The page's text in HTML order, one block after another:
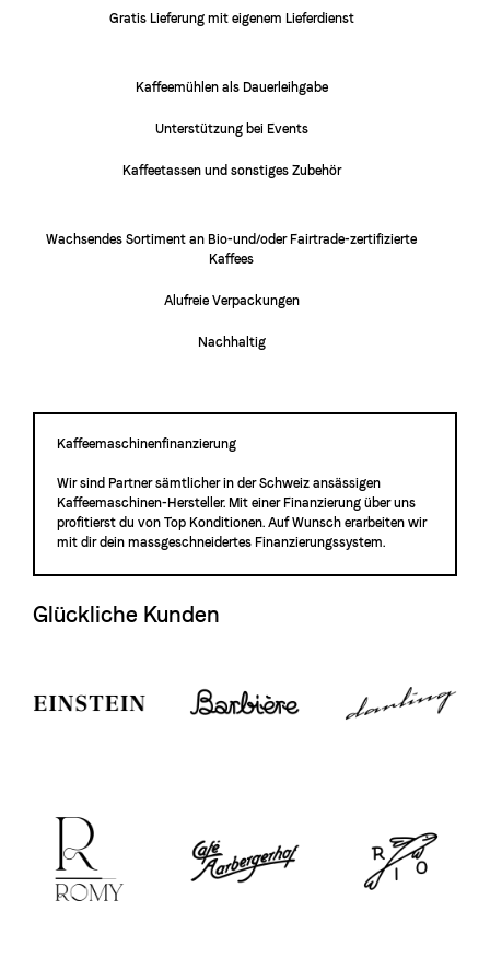
Gratis Lieferung mit eigenem Lieferdienst
Kaffeemühlen als Dauerleihgabe
Unterstützung bei Events
Kaffeetassen und sonstiges Zubehör
Wachsendes Sortiment an Bio-und/oder Fairtrade-zertifizierte
Kaffees
Alufreie Verpackungen
Nachhaltig
Kaffeemaschinenfinanzierung
Wir sind Partner sämtlicher in der Schweiz ansässigen
Kaffeemaschinen-Hersteller. Mit einer Finanzierung über uns
profitierst du von Top Konditionen. Auf Wunsch erarbeiten wir
mit dir dein massgeschneidertes Finanzierungssystem.
Glückliche Kunden